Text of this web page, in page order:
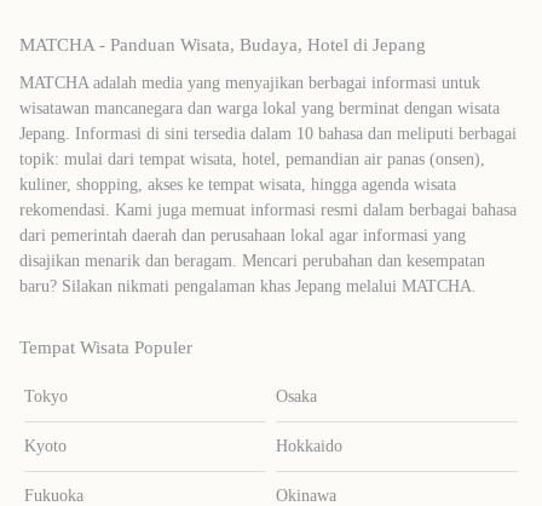
MATCHA - Panduan Wisata, Budaya, Hotel di Jepang
MATCHA adalah media yang menyajikan berbagai informasi untuk
wisatawan mancanegara dan warga lokal yang berminat dengan wisata
Jepang. Informasi di sini tersedia dalam 10 bahasa dan meliputi berbagai
topik: mulai dari tempat wisata, hotel, pemandian air panas (onsen),
kuliner, shopping, akses ke tempat wisata, hingga agenda wisata
rekomendasi. Kami juga memuat informasi resmi dalam berbagai bahasa
dari pemerintah daerah dan perusahaan lokal agar informasi yang
disajikan menarik dan beragam. Mencari perubahan dan kesempatan
baru? Silakan nikmati pengalaman khas Jepang melalui MATCHA.
Tempat Wisata Populer
Tokyo Osaka
Kyoto Hokkaido
Fukuoka Okinawa